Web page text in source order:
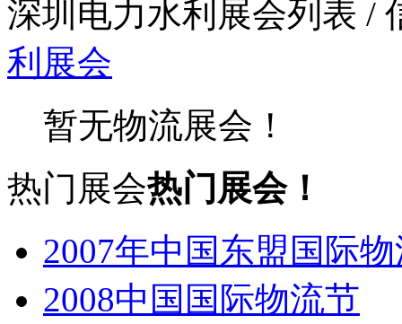
深圳电力水利展会列表 /
利展会
暂无物流展会！
热门展会热门展会！
2007年中国东盟国际
2008中国国际物流节